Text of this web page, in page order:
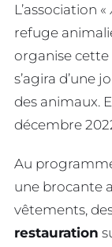
L’association «
refuge
organise cette
s’agira d’une
des animaux.
décembre
Au
une brocante
vêtements,
restauration